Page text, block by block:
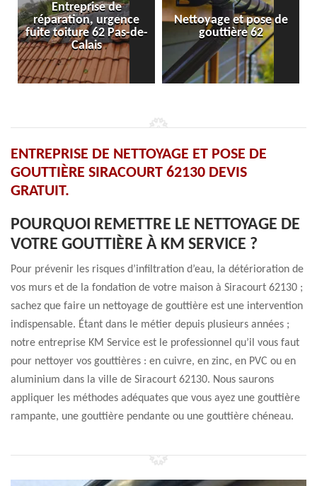
Entreprise de
urgence
62 Pas-de-
Calais
Nettoyage et pose de
gouttière 62
Pose et
ENTREPRISE DE NETTOYAGE ET POSE DE
GOUTTIÈRE SIRACOURT 62130 DEVIS
GRATUIT.
POURQUOI REMETTRE LE NETTOYAGE DE
VOTRE GOUTTIÈRE À KM SERVICE ?
Pour prévenir les risques d’infiltration d’eau, la détérioration de
vos murs et de la fondation de votre maison à Siracourt 62130 ;
sachez que faire un nettoyage de gouttière est une intervention
indispensable. Étant dans le métier depuis plusieurs années ;
notre entreprise KM Service est le professionnel qu’il vous faut
pour nettoyer vos gouttières : en cuivre, en zinc, en PVC ou en
aluminium dans la ville de Siracourt 62130. Nous saurons
appliquer les méthodes adéquates que vous ayez une gouttière
rampante, une gouttière pendante ou une gouttière chéneau.